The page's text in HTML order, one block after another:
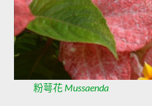
粉萼花 Mussaenda